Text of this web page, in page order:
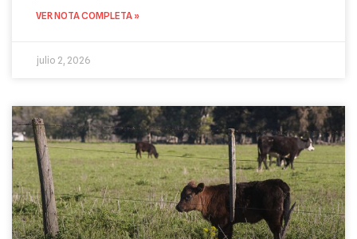
VER NOTA COMPLETA »
julio 2, 2026